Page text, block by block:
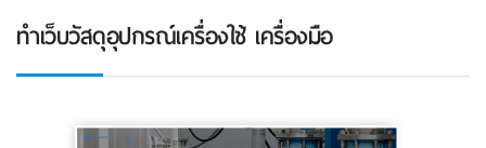
ทำเว็บวัสดุอุปกรณ์เครื่องใช้ เครื่องมือ